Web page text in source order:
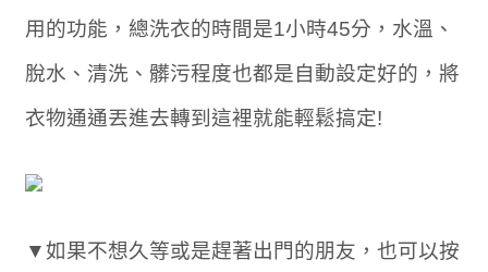
用的功能，總洗衣的時間是1小時45分，水溫、
脫水、清洗、髒污程度也都是自動設定好的，將
衣物通通丟進去轉到這裡就能輕鬆搞定!
▼如果不想久等或是趕著出門的朋友，也可以按